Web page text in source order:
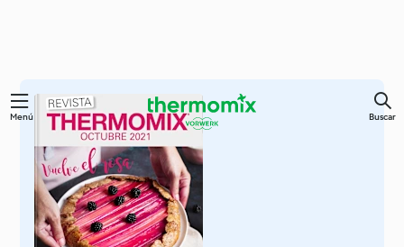
contenido
principal
Menú Buscar